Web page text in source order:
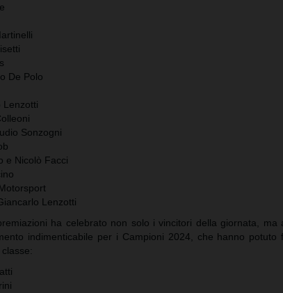
De Polo
Lenzotti
Sonzogni
e Nicolò Facci
Lenzotti
ha celebrato non solo i vincitori della giornata, ma
indimenticabile per i Campioni 2024, che hanno potuto